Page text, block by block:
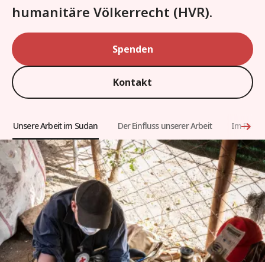
humanitäre Völkerrecht (HVR).
Spenden
Kontakt
Unsere Arbeit im Sudan Der Einfluss unserer Arbeit Im Fokus